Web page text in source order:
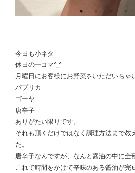
今日も小ネタ
休日の一コマ^_^
月曜日にお客様にお野菜をいただいちゃ
パプリカ
ゴーヤ
唐辛子
ありがたい限りです。
それも頂くだけではなく調理方法まで教
た。
唐辛子なんですが、なんと醤油の中に全
これで時間をかけて辛味のある醤油が完